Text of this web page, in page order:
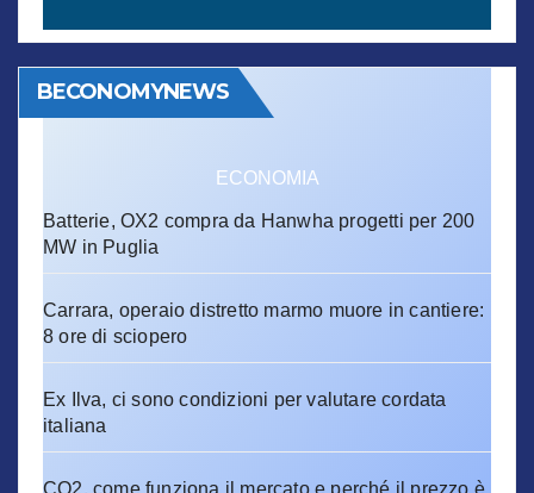
BECONOMYNEWS
ECONOMIA
Batterie, OX2 compra da Hanwha progetti per 200
MW in Puglia
Carrara, operaio distretto marmo muore in cantiere:
8 ore di sciopero
Ex Ilva, ci sono condizioni per valutare cordata
italiana
CO2, come funziona il mercato e perché il prezzo è